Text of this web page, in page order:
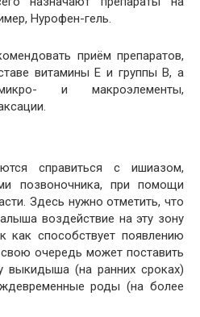
Нурофен-гель.
приём препаратов,
витамины Е и группы В, а
и макроэлементы,
справиться с ишиазом,
позвоночника, при помощи
Здесь нужно отметить, что
воздействие на эту зону
как способствует появлению
очередь может поставить
выкидыша (на ранних сроках)
роды (на более